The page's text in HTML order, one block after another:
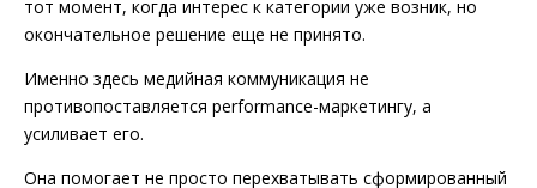
тот момент, когда интерес к категории уже возник, но
окончательное решение еще не принято.
Именно здесь медийная коммуникация не
противопоставляется performance-маркетингу, а
усиливает его.
Она помогает не просто перехватывать сформированный